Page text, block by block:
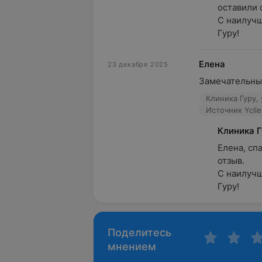
оставили
С
Гуру!
23 декабря 2025
Елена
Клиника Гуру,
Источник
Клиника
Елена,
отзыв.
С
Гуру!
Поделитесь
мнением